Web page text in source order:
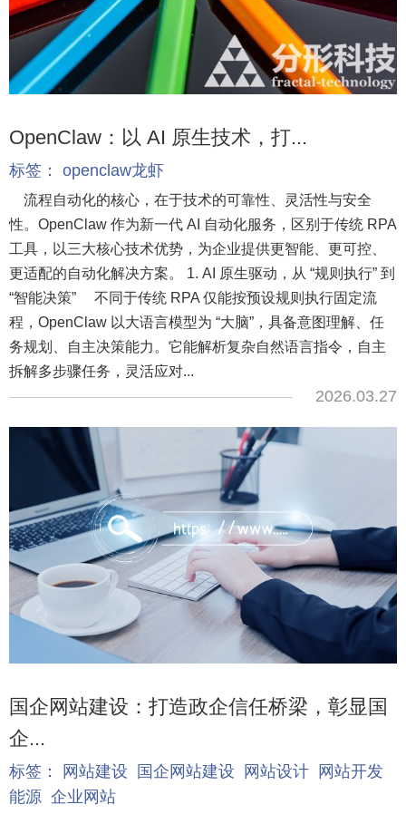
OpenClaw：以 AI 原生技术，打...
标签： openclaw龙虾
流程自动化的核心，在于技术的可靠性、灵活性与安全
性。OpenClaw 作为新一代 AI 自动化服务，区别于传统 RPA
工具，以三大核心技术优势，为企业提供更智能、更可控、
更适配的自动化解决方案。 1. AI 原生驱动，从 “规则执行” 到
“智能决策” 不同于传统 RPA 仅能按预设规则执行固定流
程，OpenClaw 以大语言模型为 “大脑”，具备意图理解、任
务规划、自主决策能力。它能解析复杂自然语言指令，自主
拆解多步骤任务，灵活应对...
2026.03.27
国企网站建设：打造政企信任桥梁，彰显国
企...
标签： 网站建设 国企网站建设 网站设计
网站开发
能源 企业网站